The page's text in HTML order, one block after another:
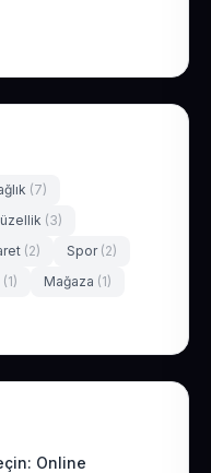
(7)
(3)
(2) Spor (2)
(1) Mağaza (1)
Online